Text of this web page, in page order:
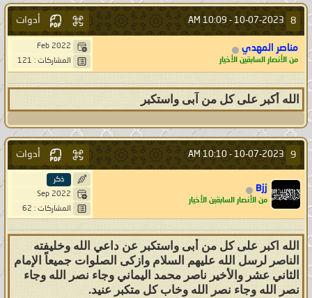
8
10-07-2023 -
10:09 AM أدوات
مناصر المهدي
من الأنصار السابقين الأخيار
Feb 2022
المشاركات : 121
الله أكبر على كل من آبى واستكبر
9
10-07-2023 -
10:10 AM أدوات
Bjj
من الأنصار السابقين الأخيار
ذكر
Sep 2022
المشاركات : 62
الله اكبر على كل من أبى واستكبر عن داعي الله وخليفته
الناصر لرسل الله عليهم السلام وازكى الصلوات جميعاً الإمام
الثاني عشر والأخير ناصر محمد اليماني وجاء نصر الله وجاء
نصر الله وجاء نصر الله وخاب كل متكبر عنيد.